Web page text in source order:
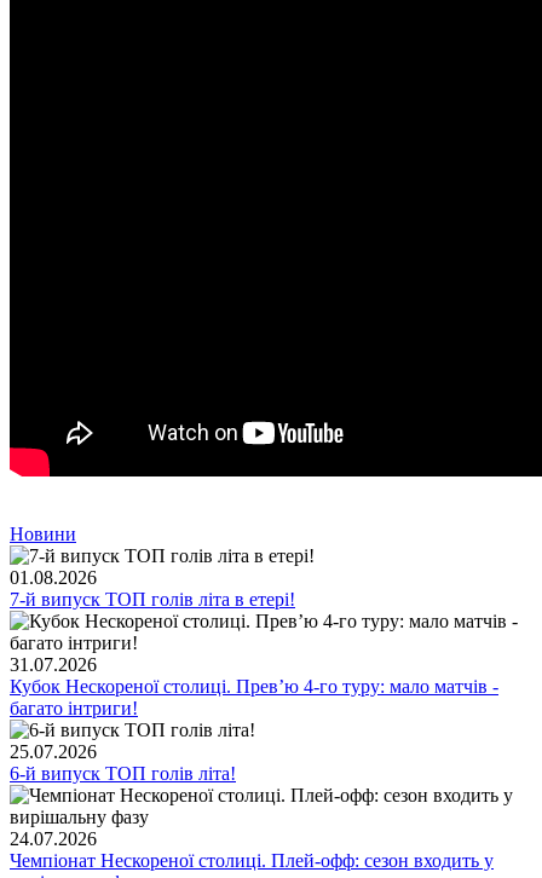
Новини
01.08.2026
7-й випуск ТОП голів літа в етері!
31.07.2026
Кубок Нескореної столиці. Превʼю 4-го туру: мало матчів -
багато інтриги!
25.07.2026
6-й випуск ТОП голів літа!
24.07.2026
Чемпіонат Нескореної столиці. Плей-офф: сезон входить у